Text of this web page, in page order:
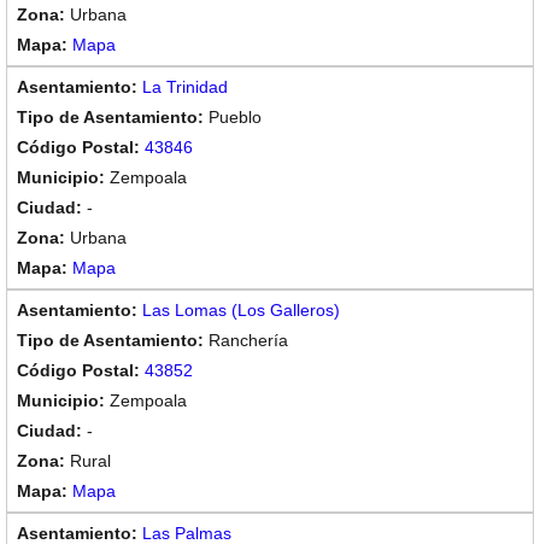
Urbana
Mapa
La Trinidad
Pueblo
43846
Zempoala
-
Urbana
Mapa
Las Lomas (Los Galleros)
Ranchería
43852
Zempoala
-
Rural
Mapa
Las Palmas